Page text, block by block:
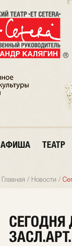
АФИША ТЕАТР
Главная / Новости /
СЕГОДНЯ